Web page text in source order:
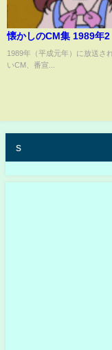
懐かしのCM集 1989年2
1989年（平成元年）に放送さ
いCM、番宣...
s